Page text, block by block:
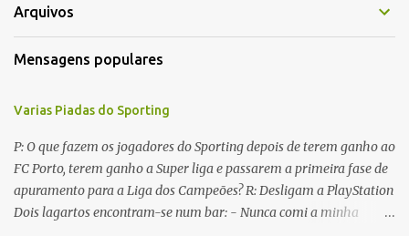
r
i
o
Arquivos
Mensagens populares
Varias Piadas do Sporting
P: O que fazem os jogadores do Sporting depois de terem ganho ao
FC Porto, terem ganho a Super liga e passarem a primeira fase de
apuramento para a Liga dos Campeões? R: Desligam a PlayStation
Dois lagartos encontram-se num bar: - Nunca comi a minha